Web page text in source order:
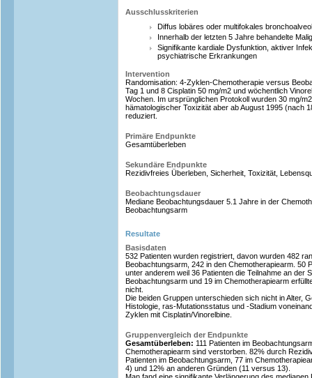
Ausschlusskriterien
Diffus lobäres oder multifokales
Innerhalb der letzten 5 Jahre behandelte
Signifikante kardiale Dysfunktion, aktiver
psychiatrische Erkrankungen
Intervention
Randomisation: 4-Zyklen-Chemotherapie versus
Tag 1 und 8 Cisplatin 50 mg/m2 und wöchentlich
Wochen. Im ursprünglichen Protokoll wurden 30 mg/
hämatologischer Toxizität aber ab August 1995 (nach
reduziert.
Primäre Endpunkte
Gesamtüberleben
Sekundäre Endpunkte
Rezidivfreies Überleben, Sicherheit, Toxizität,
Beobachtungsdauer
Mediane Beobachtungsdauer 5.1 Jahre in der
Beobachtungsarm
Resultate
Basisdaten
532 Patienten wurden registriert, davon wurden 482
Beobachtungsarm, 242 in den Chemotherapiearm. 50
unter anderem weil 36 Patienten die Teilnahme an der
Beobachtungsarm und 19 im Chemotherapiearm
nicht.
Die beiden Gruppen unterschieden sich nicht in Alter,
Histologie, ras-Mutationsstatus und -Stadium
Zyklen mit Cisplatin/Vinorelbine.
Gruppenvergleich der Endpunkte
Gesamtüberleben: 111 Patienten im
Chemotherapiearm sind verstorben. 82% durch
Patienten im Beobachtungsarm, 77 im
4) und 12% an anderen Gründen (11 versus 13).